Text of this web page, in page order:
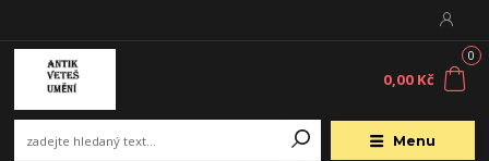
Menu
0
0,00 Kč